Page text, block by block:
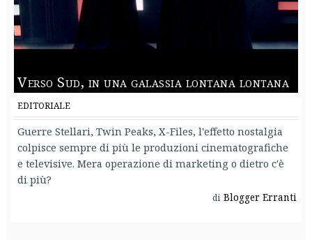
Verso Sud, in una galassia lontana lontana
EDITORIALE
Guerre Stellari, Twin Peaks, X-Files, l'effetto nostalgia
colpisce sempre di più le produzioni cinematografiche
e televisive. Mera operazione di marketing o dietro c'è
di più?
di Blogger Erranti